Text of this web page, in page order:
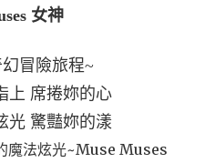
女神
冒險旅程~
上 席捲妳的心
光 驚豔妳的漾